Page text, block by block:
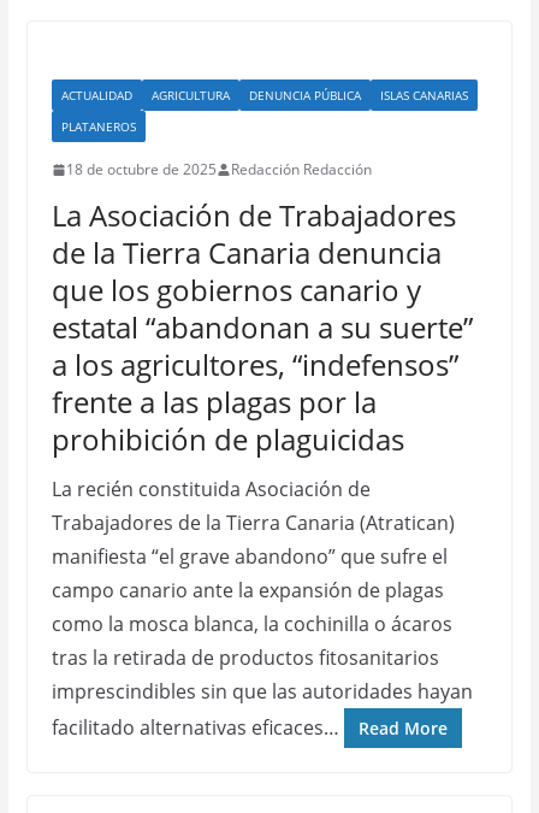
ACTUALIDAD AGRICULTURA DENUNCIA PÚBLICA
ISLAS CANARIAS
PLATANEROS
18 de octubre de 2025 Redacción Redacción
La Asociación de Trabajadores
de la Tierra Canaria denuncia
que los gobiernos canario y
estatal “abandonan a su suerte”
a los agricultores, “indefensos”
frente a las plagas por la
prohibición de plaguicidas
La recién constituida Asociación de
Trabajadores de la Tierra Canaria (Atratican)
manifiesta “el grave abandono” que sufre el
campo canario ante la expansión de plagas
como la mosca blanca, la cochinilla o ácaros
tras la retirada de productos fitosanitarios
imprescindibles sin que las autoridades hayan
facilitado alternativas eficaces…
Read More